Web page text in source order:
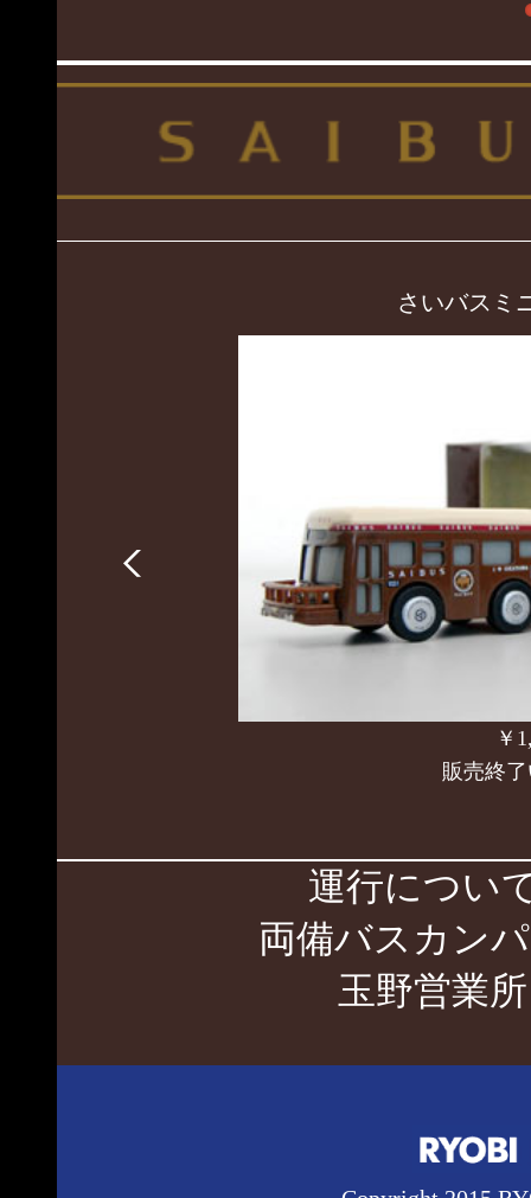
さいバスミニチュアカ
販売終了いたしました
運行につい
両備バスカン
玉野営業